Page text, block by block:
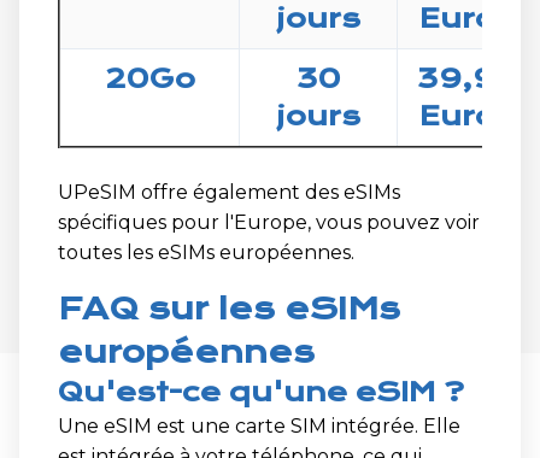
jours
Euros
20Go
30
jours
39,99
Euros
UPeSIM offre également des eSIMs
spécifiques pour l'Europe, vous pouvez voir
toutes les eSIMs européennes.
FAQ sur les eSIMs
européennes
Qu'est-ce qu'une eSIM ?
Une eSIM est une carte SIM intégrée. Elle